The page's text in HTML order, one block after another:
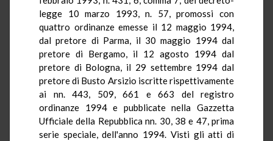
legge 10 marzo 1993, n. 57, promossi con
quattro ordinanze emesse il 12 maggio 1994,
dal pretore di Parma, il 30 maggio 1994 dal
pretore di Bergamo, il 12 agosto 1994 dal
pretore di Bologna, il 29 settembre 1994 dal
pretore di Busto Arsizio iscritte rispettivamente
ai nn. 443, 509, 661 e 663 del registro
ordinanze 1994 e pubblicate nella Gazzetta
Ufficiale della Repubblica nn. 30, 38 e 47, prima
serie speciale, dell'anno 1994. Visti gli atti di